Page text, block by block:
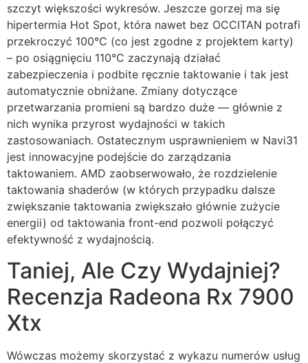
szczyt większości wykresów. Jeszcze gorzej ma się
hipertermia Hot Spot, która nawet bez OCCITAN potrafi
przekroczyć 100°C (co jest zgodne z projektem karty)
– po osiągnięciu 110°C zaczynają działać
zabezpieczenia i podbite ręcznie taktowanie i tak jest
automatycznie obniżane. Zmiany dotyczące
przetwarzania promieni są bardzo duże — głównie z
nich wynika przyrost wydajności w takich
zastosowaniach. Ostatecznym usprawnieniem w Navi31
jest innowacyjne podejście do zarządzania
taktowaniem. AMD zaobserwowało, że rozdzielenie
taktowania shaderów (w których przypadku dalsze
zwiększanie taktowania zwiększało głównie zużycie
energii) od taktowania front-end pozwoli połączyć
efektywność z wydajnością.
Taniej, Ale Czy Wydajniej?
Recenzja Radeona Rx 7900
Xtx
Wówczas możemy skorzystać z wykazu numerów usług